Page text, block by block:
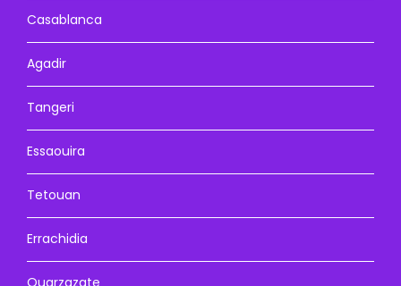
Casablanca
Agadir
Tangeri
Essaouira
Tetouan
Errachidia